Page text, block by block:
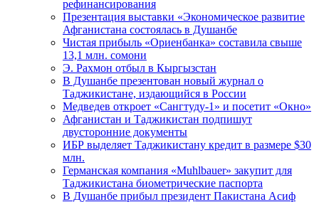
рефинансирования
Презентация выставки «Экономическое развитие
Афганистана состоялась в Душанбе
Чистая прибыль «Ориенбанка» составила свыше
13,1 млн. сомони
Э. Рахмон отбыл в Кыргызстан
В Душанбе презентован новый журнал о
Таджикистане, издающийся в России
Медведев откроет «Сангтуду-1» и посетит «Окно»
Афганистан и Таджикистан подпишут
двусторонние документы
ИБР выделяет Таджикистану кредит в размере $30
млн.
Германская компания «Muhlbauer» закупит для
Таджикистана биометрические паспорта
В Душанбе прибыл президент Пакистана Асиф